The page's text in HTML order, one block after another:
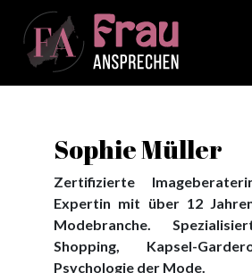
Sophie Müller
Zertifizierte
Expertin mit über 12
Modebranche.
Shopping, Kapsel-
Psychologie der Mode.